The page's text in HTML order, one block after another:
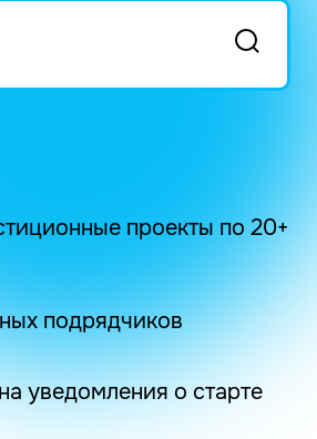
проекты по 20+
подрядчиков
уведомления о старте